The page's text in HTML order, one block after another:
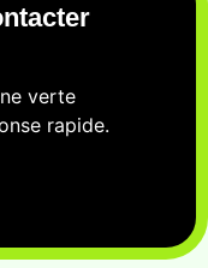
verte
rapide.